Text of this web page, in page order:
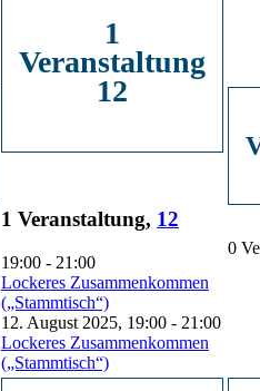
1
Veranstaltung
12
1 Veranstaltung, 12
19:00 - 21:00
Lockeres Zusammenkommen
(„Stammtisch“)
12. August 2025, 19:00 - 21:00
Lockeres Zusammenkommen
(„Stammtisch“)
0